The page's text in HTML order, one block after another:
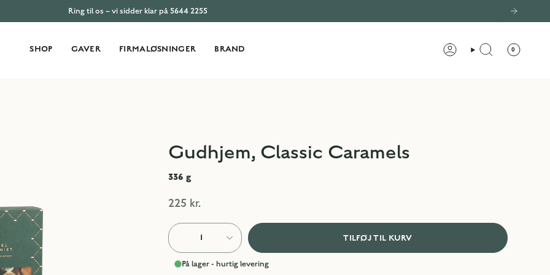
Ring til os – vi sidder klar på 5644 2255
SHOP GAVER FIRMALØSNINGER BRAND KONTO SØG 0
Gudhjem, Classic Caramels
336 g
225 kr.
1 TILFØJ TIL KURV
På lager - hurtig levering